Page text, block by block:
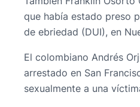
que había estado preso
de ebriedad (DUI), en
El colombiano Andrés
arrestado en San
sexualmente a una